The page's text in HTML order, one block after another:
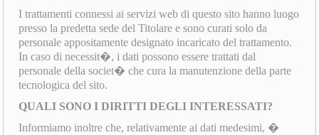
I trattamenti connessi ai servizi web di questo sito hanno luogo
presso la predetta sede del Titolare e sono curati solo da
personale appositamente designato incaricato del trattamento.
In caso di necessit�, i dati possono essere trattati dal
personale della societ� che cura la manutenzione della parte
tecnologica del sito.
QUALI SONO I DIRITTI DEGLI INTERESSATI?
Informiamo inoltre che, relativamente ai dati medesimi, �